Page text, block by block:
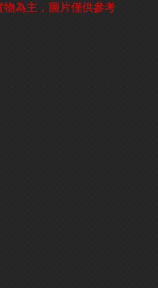
為主，圖片僅供參考